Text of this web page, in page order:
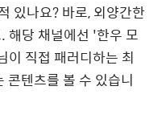
있나요? 바로, 외양간한
해당 채널에선 '한우 모
이 직접 패러디하는 최
콘텐츠를 볼 수 있습니